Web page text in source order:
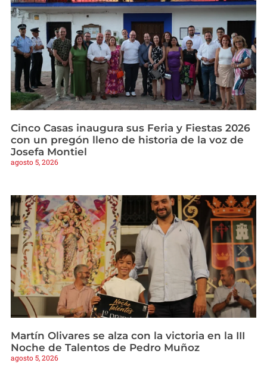
Cinco Casas inaugura sus Feria y Fiestas 2026
con un pregón lleno de historia de la voz de
Josefa Montiel
agosto 5, 2026
Martín Olivares se alza con la victoria en la III
Noche de Talentos de Pedro Muñoz
agosto 5, 2026